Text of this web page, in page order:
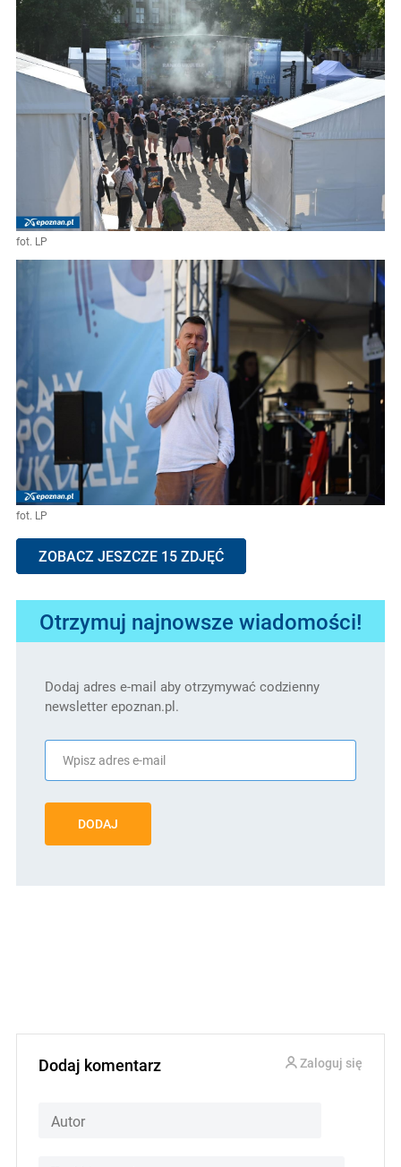
fot. LP
fot. LP
ZOBACZ JESZCZE 15 ZDJĘĆ
Otrzymuj najnowsze wiadomości!
Dodaj adres e-mail aby otrzymywać codzienny
newsletter epoznan.pl.
DODAJ
Dodaj komentarz Zaloguj się